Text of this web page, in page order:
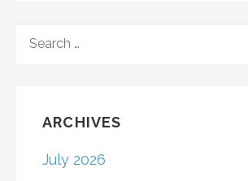
FOR:
ARCHIVES
July 2026